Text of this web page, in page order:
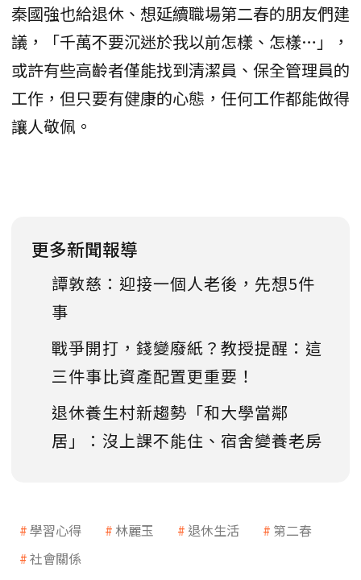
秦國強也給退休、想延續職場第二春的朋友們建
議，「千萬不要沉迷於我以前怎樣、怎樣…」，
或許有些高齡者僅能找到清潔員、保全管理員的
工作，但只要有健康的心態，任何工作都能做得
讓人敬佩。
更多新聞報導
譚敦慈：迎接一個人老後，先想5件
事
戰爭開打，錢變廢紙？教授提醒：這
三件事比資產配置更重要！
退休養生村新趨勢「和大學當鄰
居」：沒上課不能住、宿舍變養老房
學習心得 林麗玉 退休生活
第二春
社會關係